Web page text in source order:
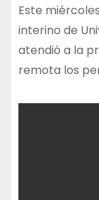
Este
interino de
atendió a la
remota los